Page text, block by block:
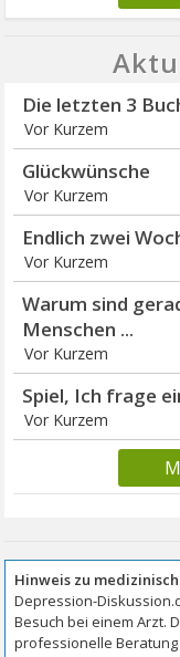
Die letzten 3
Vor Kurzem
Glückwünsche
Vor Kurzem
Endlich zwei
Vor Kurzem
Warum sind
Menschen ...
Vor Kurzem
Spiel, Ich frage
Vor Kurzem